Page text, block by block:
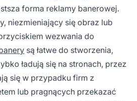
forma reklamy banerowej.
niezmieniający się obraz lub
wezwania do
są łatwe do stworzenia,
ładują się na stronach, przez
się w przypadku firm z
lub pragnących przekazać